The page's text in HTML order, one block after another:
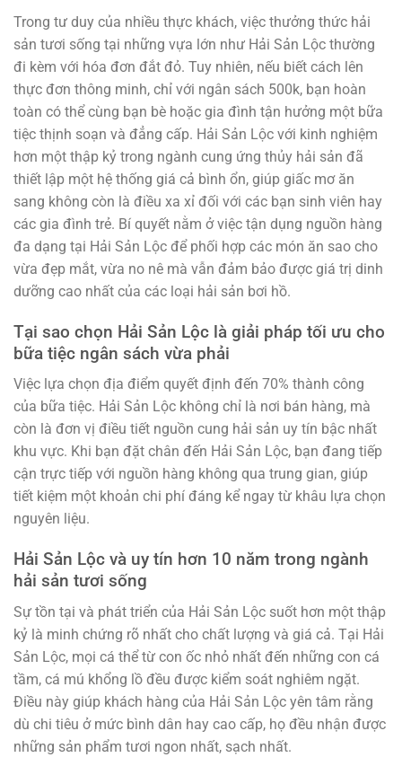
Trong tư duy của nhiều thực khách, việc thưởng thức hải
sản tươi sống tại những vựa lớn như Hải Sản Lộc thường
đi kèm với hóa đơn đắt đỏ. Tuy nhiên, nếu biết cách lên
thực đơn thông minh, chỉ với ngân sách 500k, bạn hoàn
toàn có thể cùng bạn bè hoặc gia đình tận hưởng một bữa
tiệc thịnh soạn và đẳng cấp. Hải Sản Lộc với kinh nghiệm
hơn một thập kỷ trong ngành cung ứng thủy hải sản đã
thiết lập một hệ thống giá cả bình ổn, giúp giấc mơ ăn
sang không còn là điều xa xỉ đối với các bạn sinh viên hay
các gia đình trẻ. Bí quyết nằm ở việc tận dụng nguồn hàng
đa dạng tại Hải Sản Lộc để phối hợp các món ăn sao cho
vừa đẹp mắt, vừa no nê mà vẫn đảm bảo được giá trị dinh
dưỡng cao nhất của các loại hải sản bơi hồ.
Tại sao chọn Hải Sản Lộc là giải pháp tối ưu cho
bữa tiệc ngân sách vừa phải
Việc lựa chọn địa điểm quyết định đến 70% thành công
của bữa tiệc. Hải Sản Lộc không chỉ là nơi bán hàng, mà
còn là đơn vị điều tiết nguồn cung hải sản uy tín bậc nhất
khu vực. Khi bạn đặt chân đến Hải Sản Lộc, bạn đang tiếp
cận trực tiếp với nguồn hàng không qua trung gian, giúp
tiết kiệm một khoản chi phí đáng kể ngay từ khâu lựa chọn
nguyên liệu.
Hải Sản Lộc và uy tín hơn 10 năm trong ngành
hải sản tươi sống
Sự tồn tại và phát triển của Hải Sản Lộc suốt hơn một thập
kỷ là minh chứng rõ nhất cho chất lượng và giá cả. Tại Hải
Sản Lộc, mọi cá thể từ con ốc nhỏ nhất đến những con cá
tầm, cá mú khổng lồ đều được kiểm soát nghiêm ngặt.
Điều này giúp khách hàng của Hải Sản Lộc yên tâm rằng
dù chi tiêu ở mức bình dân hay cao cấp, họ đều nhận được
những sản phẩm tươi ngon nhất, sạch nhất.